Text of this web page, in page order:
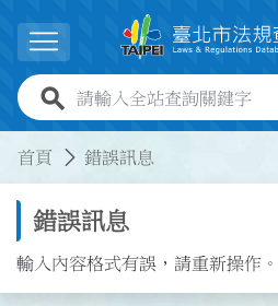
展開選單
全站查詢關鍵字欄位
首頁 錯誤訊息
錯誤訊息
輸入內容格式有誤，請重新操作。